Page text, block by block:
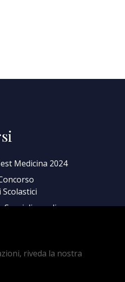
riveda la nostra
Medicina 2024
Specializzandi